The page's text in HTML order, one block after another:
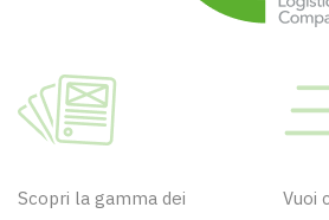
Scopri la gamma dei
Vuoi